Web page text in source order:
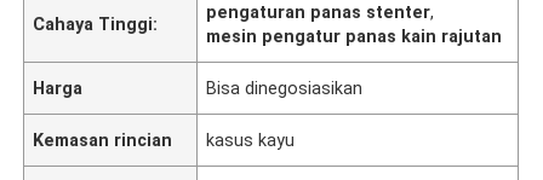
Cahaya Tinggi:
pengaturan panas stenter,
mesin pengatur panas kain rajutan
Harga Bisa dinegosiasikan
Kemasan rincian kasus kayu